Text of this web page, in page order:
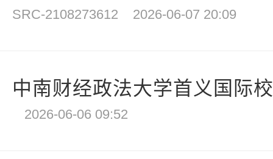
SRC-2108273612 2026-06-07 20:09
中南财经政法大学首义国际
2026-06-06 09:52